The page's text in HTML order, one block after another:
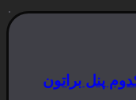
پنل براتون